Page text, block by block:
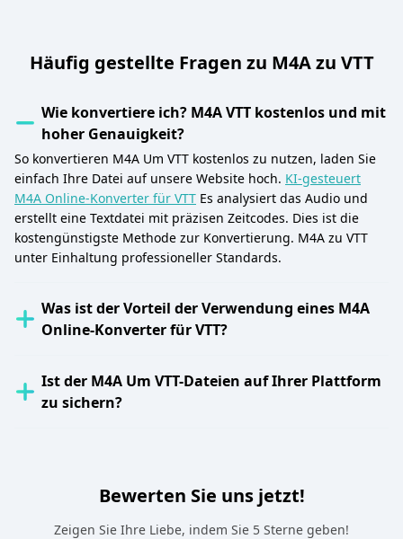
Häufig gestellte Fragen zu M4A zu VTT
Wie konvertiere ich? M4A VTT kostenlos und mit
hoher Genauigkeit?
So konvertieren M4A Um VTT kostenlos zu nutzen, laden Sie
einfach Ihre Datei auf unsere Website hoch. KI-gesteuert
M4A Online-Konverter für VTT Es analysiert das Audio und
erstellt eine Textdatei mit präzisen Zeitcodes. Dies ist die
kostengünstigste Methode zur Konvertierung. M4A zu VTT
unter Einhaltung professioneller Standards.
Was ist der Vorteil der Verwendung eines M4A
Online-Konverter für VTT?
Ist der M4A Um VTT-Dateien auf Ihrer Plattform
zu sichern?
Bewerten Sie uns jetzt!
Zeigen Sie Ihre Liebe, indem Sie 5 Sterne geben!